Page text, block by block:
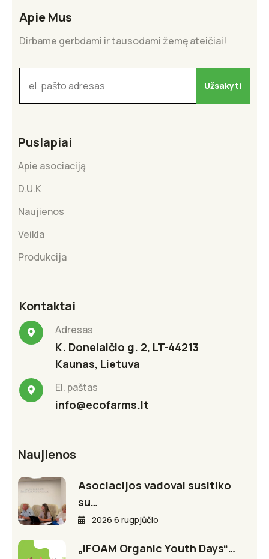
Apie Mus
Dirbame gerbdami ir tausodami žemę ateičiai!
Puslapiai
Apie asociaciją
D.U.K
Naujienos
Veikla
Produkcija
Kontaktai
Adresas
K. Donelaičio g. 2, LT-44213
Kaunas, Lietuva
El. paštas
info@ecofarms.lt
Naujienos
Asociacijos vadovai susitiko
su…
2026 6 rugpjūčio
„IFOAM Organic Youth Days“…